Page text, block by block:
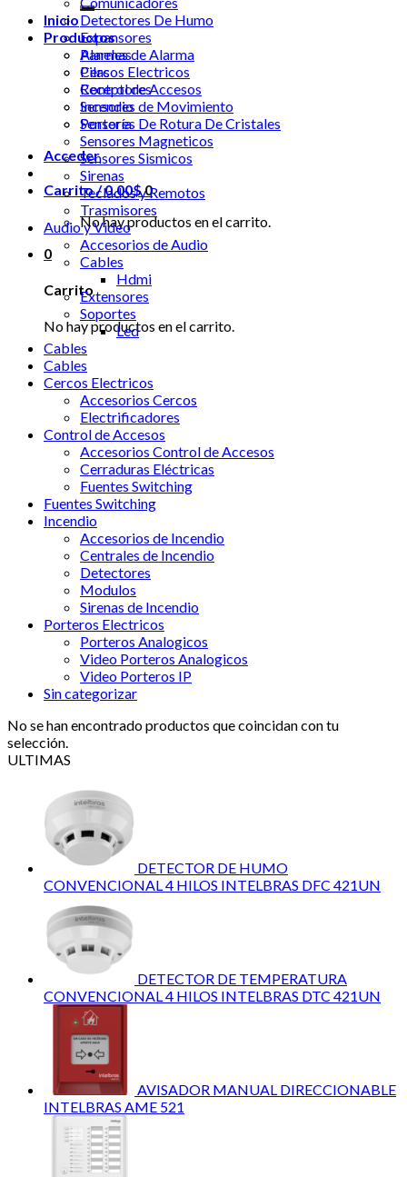
Inicio
Productos
Alarmas
Cercos Electricos
Control de Accesos
Incendio
Portería
Acceder
Carrito /0.00$0
No hay productos en el carrito.
0
Carrito
No hay productos en el carrito.
Detectores De Humo
Expansores
Paneles de Alarma
Pilas
Receptores
Sensores de Movimiento
Sensores De Rotura De Cristales
Sensores Magneticos
Sensores Sismicos
Sirenas
Teclados y Remotos
Trasmisores
Audio y Video
Accesorios de Audio
Cables
Hdmi
Extensores
Soportes
Led
Cables
Cables
Cercos Electricos
Accesorios Cercos
Electrificadores
Control de Accesos
Accesorios Control de Accesos
Cerraduras Eléctricas
Fuentes Switching
Fuentes Switching
Incendio
Accesorios de Incendio
Centrales de Incendio
Detectores
Modulos
Sirenas de Incendio
Porteros Electricos
Porteros Analogicos
Video Porteros Analogicos
Video Porteros IP
Sin categorizar
No se han encontrado productos que coincidan con tu
selección.
ULTIMAS
DETECTOR DE HUMO
CONVENCIONAL 4 HILOS INTELBRAS DFC 421UN
DETECTOR DE TEMPERATURA
CONVENCIONAL 4 HILOS INTELBRAS DTC 421UN
AVISADOR MANUAL DIRECCIONABLE
INTELBRAS AME 521